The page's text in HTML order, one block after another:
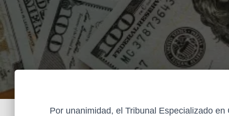
Por unanimidad, el Tribunal Especializado